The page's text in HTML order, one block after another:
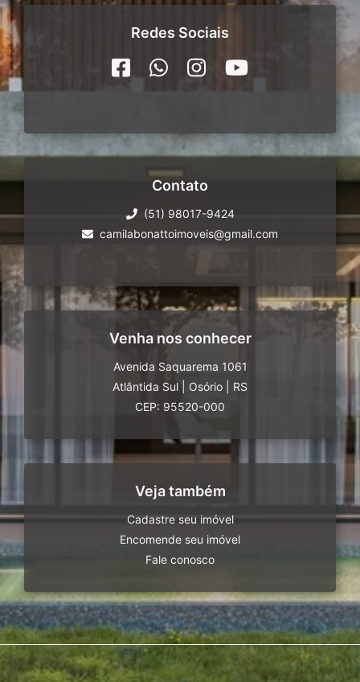
Redes Sociais
Contato
(51) 98017-9424
camilabonattoimoveis@gmail.com
Venha nos conhecer
Avenida Saquarema 1061
Atlântida Sul
Osório
RS
CEP: 95520-000
Veja também
Cadastre seu imóvel
Encomende seu imóvel
Fale conosco